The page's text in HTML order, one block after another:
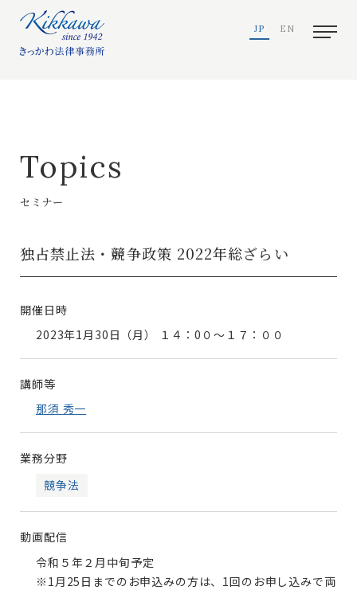
JP EN
Topics
セミナー
独占禁止法・競争政策 2022年総ざらい
開催日時
2023年1月30日（月）
１４：0０～１７：００
講師等
那須 秀一
業務分野
競争法
動画配信
令和５年２月中旬予定
※1月25日までのお申込みの方は、1回のお申し込みで両